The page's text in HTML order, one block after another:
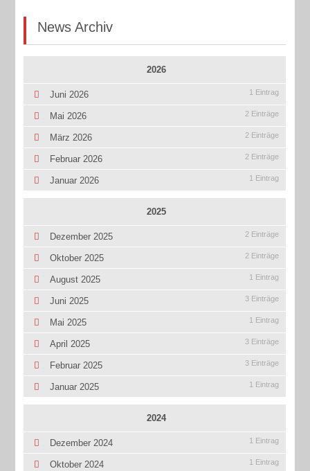
News Archiv
2026
Juni 2026 1 Eintrag
Mai 2026 2 Einträge
März 2026 2 Einträge
Februar 2026 2 Einträge
Januar 2026 1 Eintrag
2025
Dezember 2025 2 Einträge
Oktober 2025 2 Einträge
August 2025 1 Eintrag
Juni 2025 3 Einträge
Mai 2025 1 Eintrag
April 2025 3 Einträge
Februar 2025 3 Einträge
Januar 2025 1 Eintrag
2024
Dezember 2024 1 Eintrag
Oktober 2024 1 Eintrag